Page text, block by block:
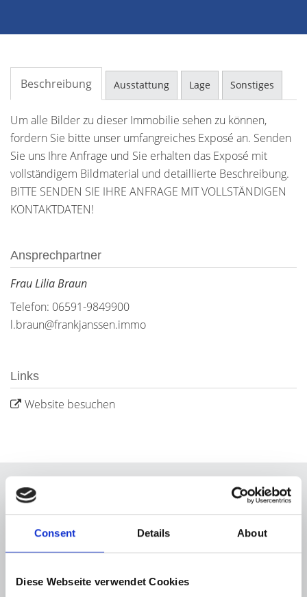
Consent Details About
Diese Webseite verwendet Cookies
Beschreibung Ausstattung Lage Sonstiges
Um alle Bilder zu dieser Immobilie sehen zu können,
fordern Sie bitte unser umfangreiches Exposé an. Senden
Sie uns Ihre Anfrage und Sie erhalten das Exposé mit
vollständigem Bildmaterial und detaillierte Beschreibung.
BITTE SENDEN SIE IHRE ANFRAGE MIT VOLLSTÄNDIGEN
KONTAKTDATEN!
Ansprechpartner
Frau Lilia Braun
Telefon: 06591-9849900
l.braun@frankjanssen.immo
Links
Website besuchen
Energieausweis (Bedarfsausweis)